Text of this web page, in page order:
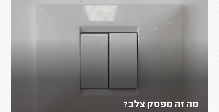
מה זה מפסק צלב?